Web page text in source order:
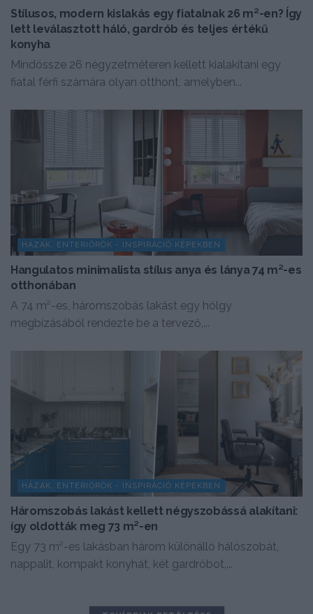
Stílusos, modern kislakás egy fiatalnak 26 m²-en? Így
lett leválasztott háló, gardrób és teljes értékű
konyha
Mindössze 26 négyzetméteren kellett kialakítani egy
fiatal férfi számára olyan otthont, amelyben...
HÁZAK, ENTERIŐRÖK - INSPIRÁCIÓ KÉPEKBEN
Hangulatos minimalista stílus anya és lánya 74 m²-es
otthonában
A 74 m²-es, háromszobás lakást egy hölgy
megbízásából rendezte be a tervező,...
HÁZAK, ENTERIŐRÖK - INSPIRÁCIÓ KÉPEKBEN
Háromszobás lakást kellett négyszobássá alakítani:
így oldották meg 73 m²-en
Egy 73 m²-es lakásban három különálló hálószobát,
nappalit, kompakt konyhát, két gardróbot,...